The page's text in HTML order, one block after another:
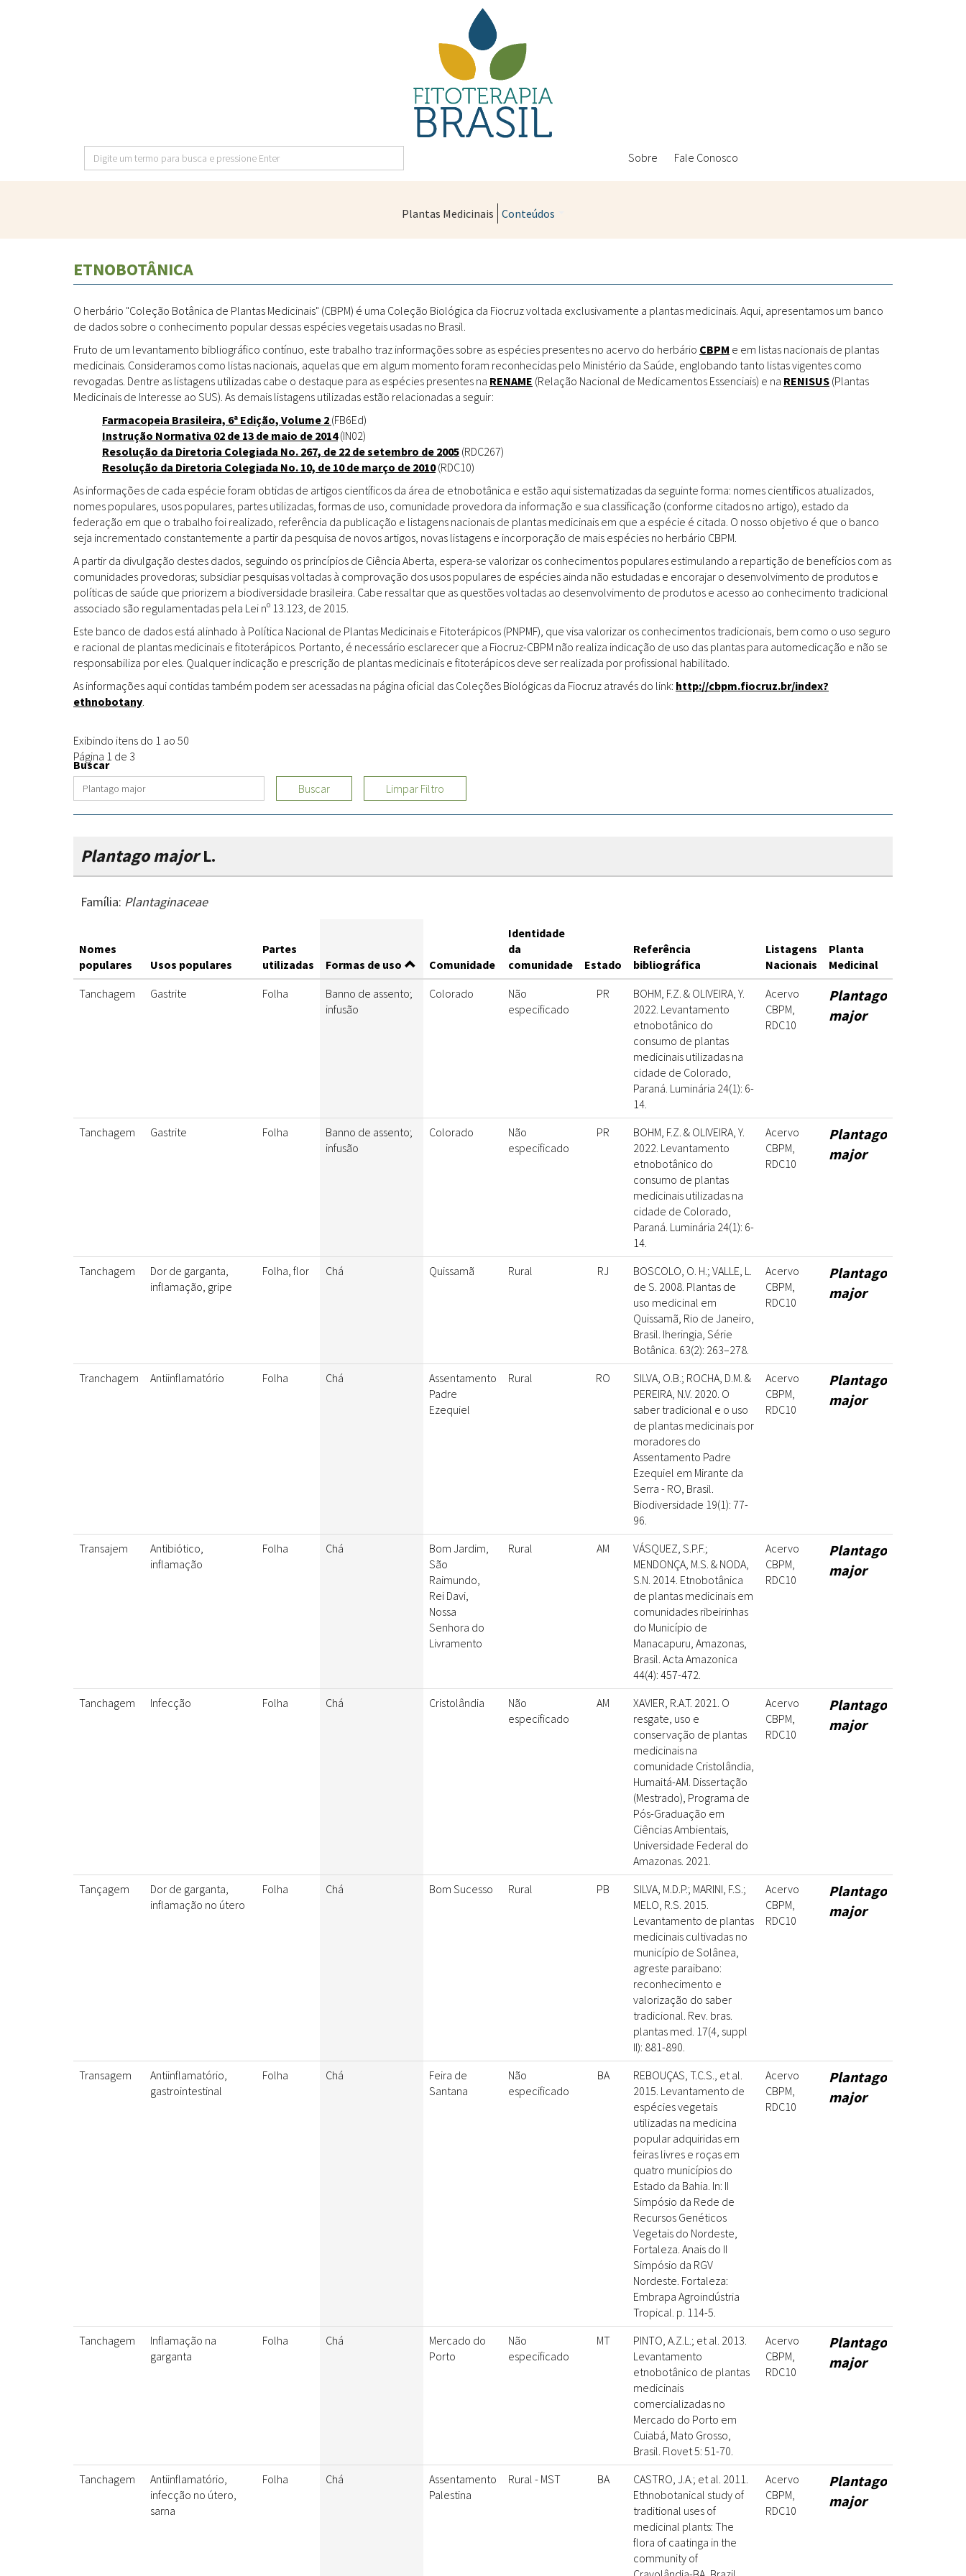
pressione
Enter
Sobre Fale Conosco
Plantas Medicinais Conteúdos
Sanitárias
Políticas
Metodologias
Farmácias Vivas
Medicinais
Conceitos
Livros
Periódicos
Produções Acadêmicas
Todos
Grupos de Pesquisa
Sementes, Mudas &
Plantas
Produto & Indústria Padrões
Fitoterápicos
Educação & Arte
Sites
ETNOBOTÂNICA
O herbário "Coleção Botânica de Plantas Medicinais" (CBPM) é uma Coleção Biológica da Fiocruz voltada exclusivamente a plantas medicinais. Aqui, apresentamos um banco
de dados sobre o conhecimento popular dessas espécies vegetais usadas no Brasil.
Fruto de um levantamento bibliográfico contínuo, este trabalho traz informações sobre as espécies presentes no acervo do herbário CBPM e em listas nacionais de plantas
medicinais. Consideramos como listas nacionais, aquelas que em algum momento foram reconhecidas pelo Ministério da Saúde, englobando tanto listas vigentes como
revogadas. Dentre as listagens utilizadas cabe o destaque para as espécies presentes na RENAME (Relação Nacional de Medicamentos Essenciais) e na RENISUS (Plantas
Medicinais de Interesse ao SUS). As demais listagens utilizadas estão relacionadas a seguir:
Farmacopeia Brasileira, 6ª Edição, Volume 2 (FB6Ed)
Instrução Normativa 02 de 13 de maio de 2014(IN02)
Resolução da Diretoria Colegiada No. 267, de 22 de setembro de 2005 (RDC267)
Resolução da Diretoria Colegiada No. 10, de 10 de março de 2010(RDC10)
As informações de cada espécie foram obtidas de artigos científicos da área de etnobotânica e estão aqui sistematizadas da seguinte forma: nomes científicos atualizados,
nomes populares, usos populares, partes utilizadas, formas de uso, comunidade provedora da informação e sua classificação (conforme citados no artigo), estado da
federação em que o trabalho foi realizado, referência da publicação e listagens nacionais de plantas medicinais em que a espécie é citada. O nosso objetivo é que o banco
seja incrementado constantemente a partir da pesquisa de novos artigos, novas listagens e incorporação de mais espécies no herbário CBPM.
A partir da divulgação destes dados, seguindo os princípios de Ciência Aberta, espera-se valorizar os conhecimentos populares estimulando a repartição de benefícios com as
comunidades provedoras; subsidiar pesquisas voltadas à comprovação dos usos populares de espécies ainda não estudadas e encorajar o desenvolvimento de produtos e
políticas de saúde que priorizem a biodiversidade brasileira. Cabe ressaltar que as questões voltadas ao desenvolvimento de produtos e acesso ao conhecimento tradicional
associado são regulamentadas pela Lei nº 13.123, de 2015.
Este banco de dados está alinhado à Política Nacional de Plantas Medicinais e Fitoterápicos (PNPMF), que visa valorizar os conhecimentos tradicionais, bem como o uso seguro
e racional de plantas medicinais e fitoterápicos. Portanto, é necessário esclarecer que a Fiocruz-CBPM não realiza indicação de uso das plantas para automedicação e não se
responsabiliza por eles. Qualquer indicação e prescrição de plantas medicinais e fitoterápicos deve ser realizada por profissional habilitado.
As informações aqui contidas também podem ser acessadas na página oficial das Coleções Biológicas da Fiocruz através do link: http://cbpm.fiocruz.br/index?
ethnobotany.
Exibindo itens do 1 ao 50
Página 1 de 3
Buscar
Buscar
Limpar Filtro
Plantago majorL.
Família: Plantaginaceae
Nomes
populares
Usos populares
Partes
utilizadas
Formas de uso Comunidade
Identidade
da
comunidade
Estado
Referência
bibliográfica
Listagens
Nacionais
Planta
Medicinal
Tanchagem
Gastrite Folha
Banno de assento;
infusão
Colorado
Não
especificado
PR
BOHM, F.Z. & OLIVEIRA, Y.
2022. Levantamento
etnobotânico do
consumo de plantas
medicinais utilizadas na
cidade de Colorado,
Paraná. Luminária 24(1): 6-
14.
Acervo
CBPM,
RDC10
Plantago
major
Tanchagem Gastrite Folha
Banno de assento;
infusão
Colorado
Não
especificado
PR
BOHM, F.Z. & OLIVEIRA, Y.
2022. Levantamento
etnobotânico do
consumo de plantas
medicinais utilizadas na
cidade de Colorado,
Paraná. Luminária 24(1): 6-
14.
Acervo
CBPM,
RDC10
Plantago
major
Tanchagem
Dor de garganta,
inflamação, gripe
Folha, flor Chá Quissamã Rural RJ
BOSCOLO, O. H.; VALLE, L.
de S. 2008. Plantas de
uso medicinal em
Quissamã, Rio de Janeiro,
Brasil. Iheringia, Série
Botânica. 63(2): 263–278.
Acervo
CBPM,
RDC10
Plantago
major
Tranchagem Antiinflamatório Folha Chá
Assentamento
Padre
Ezequiel
Rural RO
SILVA, O.B.; ROCHA, D.M. &
PEREIRA, N.V. 2020. O
saber tradicional e o uso
de plantas medicinais por
moradores do
Assentamento Padre
Ezequiel em Mirante da
Serra - RO, Brasil.
Biodiversidade 19(1): 77-
96.
Acervo
CBPM,
RDC10
Plantago
major
Transajem
Antibiótico,
inflamação
Folha Chá
Bom Jardim,
São
Raimundo,
Rei Davi,
Nossa
Senhora do
Livramento
Rural AM
VÁSQUEZ, S.P.F.;
MENDONÇA, M.S. & NODA,
S.N. 2014. Etnobotânica
de plantas medicinais em
comunidades ribeirinhas
do Município de
Manacapuru, Amazonas,
Brasil. Acta Amazonica
44(4): 457-472.
Acervo
CBPM,
RDC10
Plantago
major
Tanchagem Infecção Folha Chá Cristolândia
Não
especificado
AM
XAVIER, R.A.T. 2021. O
resgate, uso e
conservação de plantas
medicinais na
comunidade Cristolândia,
Humaitá-AM. Dissertação
(Mestrado), Programa de
Pós-Graduação em
Ciências Ambientais,
Universidade Federal do
Amazonas. 2021.
Acervo
CBPM,
RDC10
Plantago
major
Tançagem
Dor de garganta,
inflamação no útero
Folha Chá Bom Sucesso Rural PB
SILVA, M.D.P.; MARINI, F.S.;
MELO, R.S. 2015.
Levantamento de plantas
medicinais cultivadas no
município de Solânea,
agreste paraibano:
reconhecimento e
valorização do saber
tradicional. Rev. bras.
plantas med. 17(4, suppl
II): 881-890.
Acervo
CBPM,
RDC10
Plantago
major
Transagem
Antiinflamatório,
gastrointestinal
Folha Chá
Feira de
Santana
Não
especificado
BA
REBOUÇAS, T.C.S., et al.
2015. Levantamento de
espécies vegetais
utilizadas na medicina
popular adquiridas em
feiras livres e roças em
quatro municípios do
Estado da Bahia. In: II
Simpósio da Rede de
Recursos Genéticos
Vegetais do Nordeste,
Fortaleza. Anais do II
Simpósio da RGV
Nordeste. Fortaleza:
Embrapa Agroindústria
Tropical. p. 114-5.
Acervo
CBPM,
RDC10
Plantago
major
Tanchagem
Inflamação na
garganta
Folha Chá
Mercado do
Porto
Não
especificado
MT
PINTO, A.Z.L.; et al. 2013.
Levantamento
etnobotânico de plantas
medicinais
comercializadas no
Mercado do Porto em
Cuiabá, Mato Grosso,
Brasil. Flovet 5: 51-70.
Acervo
CBPM,
RDC10
Plantago
major
Tanchagem
Antiinflamatório,
infecção no útero,
sarna
Folha Chá
Assentamento
Palestina
Rural - MST BA
CASTRO, J.A.; et al. 2011.
Ethnobotanical study of
traditional uses of
medicinal plants: The
flora of caatinga in the
community of
Acervo
CBPM,
RDC10
Plantago
major